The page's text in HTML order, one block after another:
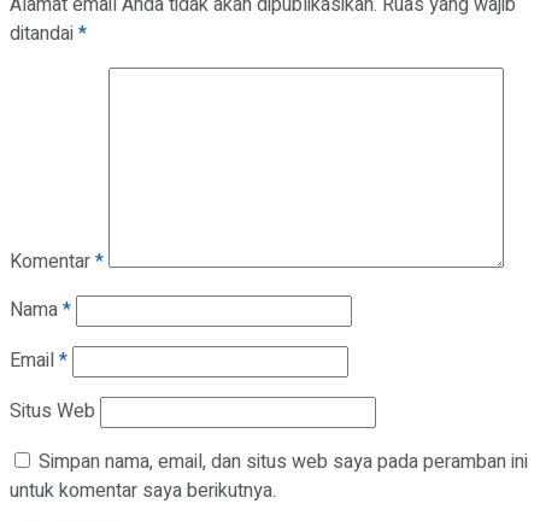
ditandai*
Komentar*
Nama*
Email*
Situs Web
Simpan nama, email, dan situs web saya pada peramban ini
untuk komentar saya berikutnya.